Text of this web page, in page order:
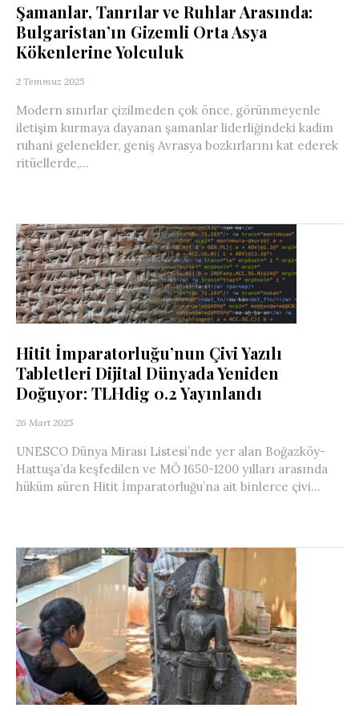
Şamanlar, Tanrılar ve Ruhlar Arasında:
Bulgaristan’ın Gizemli Orta Asya
Kökenlerine Yolculuk
2 Temmuz 2025
Modern sınırlar çizilmeden çok önce, görünmeyenle
iletişim kurmaya dayanan şamanlar liderliğindeki kadim
ruhani gelenekler, geniş Avrasya bozkırlarını kat ederek
ritüellerde,...
Hitit İmparatorluğu’nun Çivi Yazılı
Tabletleri Dijital Dünyada Yeniden
Doğuyor: TLHdig 0.2 Yayınlandı
26 Mart 2025
UNESCO Dünya Mirası Listesi’nde yer alan Boğazköy-
Hattuşa’da keşfedilen ve MÖ 1650-1200 yılları arasında
hüküm süren Hitit İmparatorluğu’na ait binlerce çivi...